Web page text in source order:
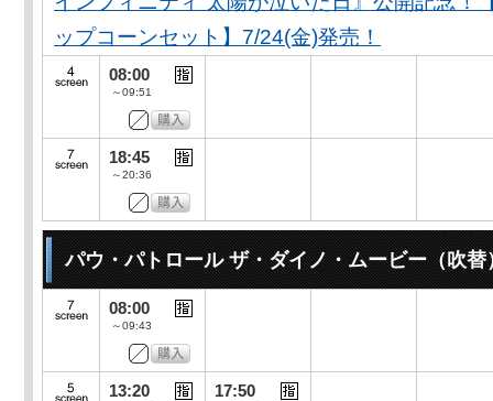
ップコーンセット】7/24(金)発売！
08:00
～09:51
18:45
～20:36
パウ・パトロール ザ・ダイノ・ムービー（吹替
08:00
～09:43
13:20 17:50